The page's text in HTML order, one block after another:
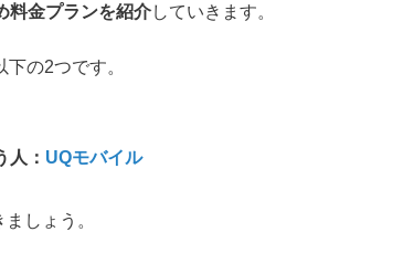
料金プランを紹介していきます。
の2つです。
人： UQモバイル
しょう。